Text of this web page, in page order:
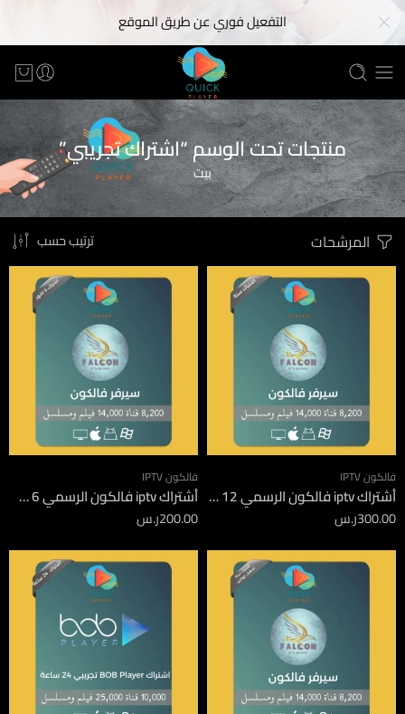
التفعيل فوري عن طريق الموقع
منتجات تحت الوسم “اشتراك تجريبي”
بيت
المرشحات ترتيب حسب
فالكون IPTV
أشتراك iptv فالكون الرسمي 12 شهر
300.00ر.س
فالكون IPTV
أشتراك iptv فالكون الرسمي 6 شهور
200.00ر.س